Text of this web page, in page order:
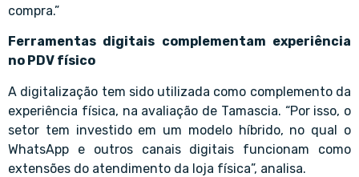
compra.”
Ferramentas digitais complementam experiência
no PDV físico
A digitalização tem sido utilizada como complemento da
experiência física, na avaliação de Tamascia. “Por isso, o
setor tem investido em um modelo híbrido, no qual o
WhatsApp e outros canais digitais funcionam como
extensões do atendimento da loja física”, analisa.